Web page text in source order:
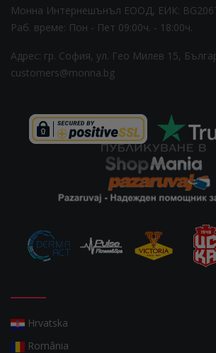
Монна Интернешънъл ЕООД, ЕИК:
Раб. време: Пoн - Пет 09:00ч. - 18:00ч.
Адрес: гр. София, ул. Гео Милев 15,
customers@monna.bg
Hrvatska
România